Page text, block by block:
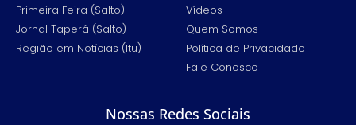
Primeira Feira (Salto)
Jornal Taperá (Salto)
Região em Notícias (Itu)
Vídeos
Quem Somos
Política de Privacidade
Fale Conosco
Nossas Redes Sociais